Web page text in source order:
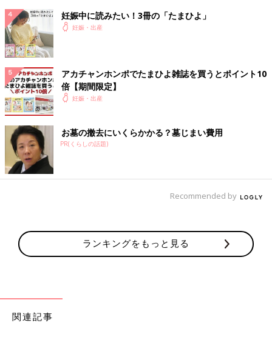
多くとれ、妊婦ごはんのおすすめです。塩分が
高くならないよう、だしのうまみを上手に使っ
はん・大人2人分】
つわりの時期は、赤ちゃんへの栄養はまだ心配
しなくても大丈夫。水分補給だけは忘れずに、
紹介します。
ブロッコリーのチーズ焼き【妊婦ごは
ろいろな食品から毎日バランスよくとりましょ
妊娠中におススメのアプリ
アプリ「まいにちのたまひよ」
妊娠中に読みたい！3冊の「たまひよ」
妊娠・出産
アカチャンホンポでたまひよ雑誌を買うとポイント10
倍【期間限定】
妊娠・出産
お墓の撤去にいくらかかる？墓じまい費用
PR(くらしの話題)
Recommended by
ランキングをもっと見る
関連記事